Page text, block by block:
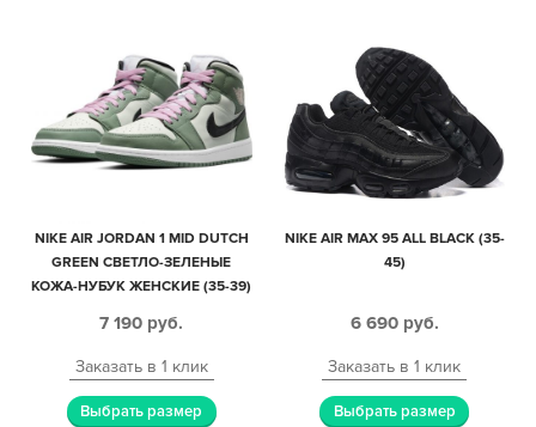
NIKE AIR JORDAN 1 MID DUTCH
GREEN СВЕТЛО-ЗЕЛЕНЫЕ
КОЖА-НУБУК ЖЕНСКИЕ (35-39)
7 190 руб.
Заказать в 1 клик
Выбрать размер
NIKE AIR MAX 95 ALL BLACK (35-
45)
6 690 руб.
Заказать в 1 клик
Выбрать размер